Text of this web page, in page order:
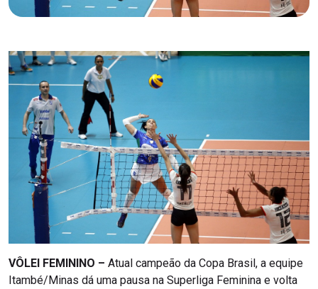
VÔLEI FEMININO – Atual campeão da Copa Brasil, a equipe
Itambé/Minas dá uma pausa na Superliga Feminina e volta